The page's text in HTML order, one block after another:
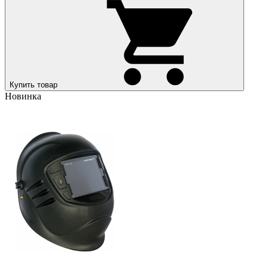
Купить товар
Новинка